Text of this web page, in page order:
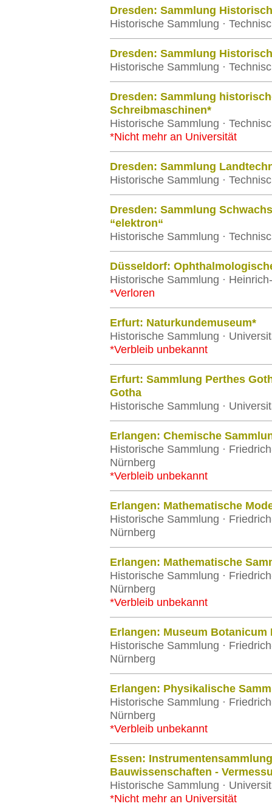
Dresden: Sammlung
Historische Sammlung ·
Dresden: Sammlung
Historische Sammlung ·
Dresden: Sammlung
Schreibmaschinen*
Historische Sammlung ·
*Nicht mehr an Universität
Dresden: Sammlung
Historische Sammlung ·
Dresden: Sammlung
“elektron“
Historische Sammlung ·
Düsseldorf:
Historische Sammlung ·
*Verloren
Erfurt: Naturkundemuseum*
Historische Sammlung ·
*Verbleib unbekannt
Erfurt: Sammlung Perthes
Gotha
Historische Sammlung ·
Erlangen: Chemische
Historische Sammlung ·
Nürnberg
*Verbleib unbekannt
Erlangen: Mathematische
Historische Sammlung ·
Nürnberg
Erlangen: Mathematische
Historische Sammlung ·
Nürnberg
*Verbleib unbekannt
Erlangen: Museum Botanicum
Historische Sammlung ·
Nürnberg
Erlangen: Physikalische
Historische Sammlung ·
Nürnberg
*Verbleib unbekannt
Essen:
Bauwissenschaften -
Historische Sammlung ·
*Nicht mehr an Universität